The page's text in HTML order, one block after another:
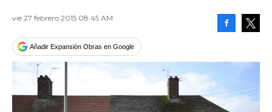
vie 27 febrero 2015 08:45 AM
Añadir Expansión Obras en Google